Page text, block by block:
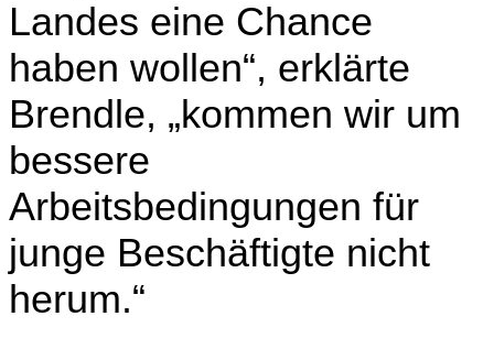
Landes eine Chance
haben wollen“, erklärte
Brendle, „kommen wir um
bessere
Arbeitsbedingungen für
junge Beschäftigte nicht
herum.“